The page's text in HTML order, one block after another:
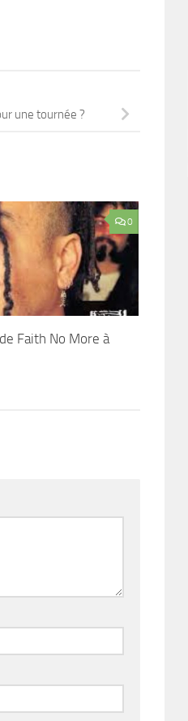
une tournée ?
0
Faith No More à